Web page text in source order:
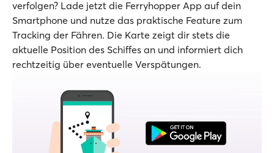
verfolgen? Lade jetzt die Ferryhopper App auf dein
Smartphone und nutze das praktische Feature zum
Tracking der Fähren. Die Karte zeigt dir stets die
aktuelle Position des Schiffes an und informiert dich
rechtzeitig über eventuelle Verspätungen.